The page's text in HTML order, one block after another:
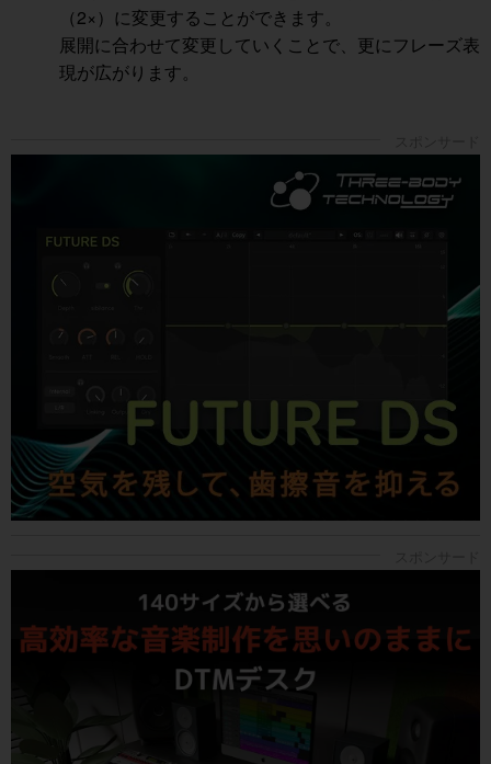
（2×）に変更することができます。
展開に合わせて変更していくことで、更にフレーズ表
現が広がります。